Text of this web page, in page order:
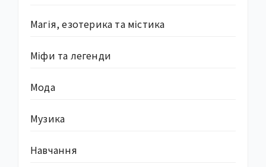
Магія, езотерика та містика
Міфи та легенди
Мода
Музика
Навчання